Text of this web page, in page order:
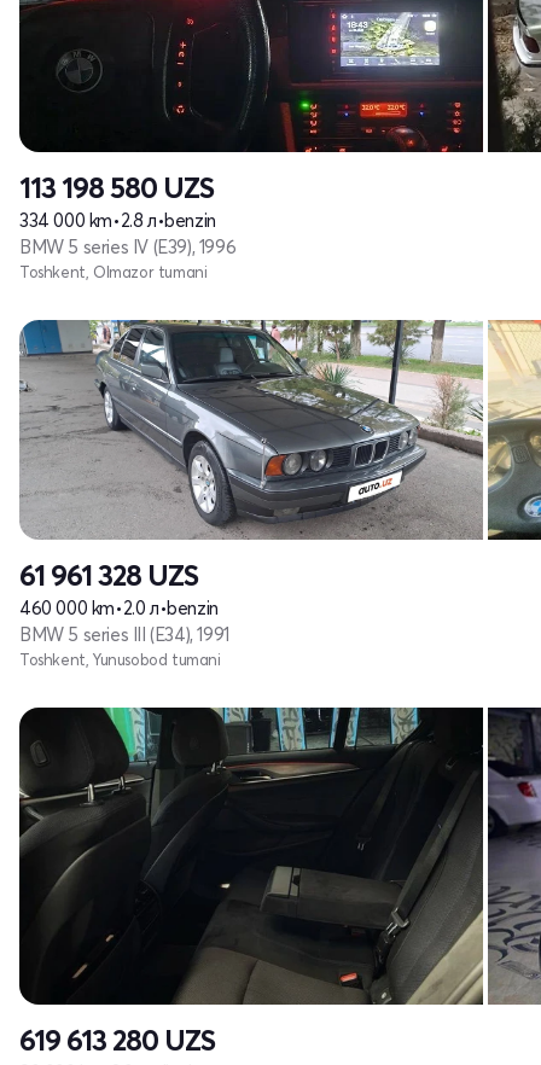
113 198 580 UZS
334 000 km•2.8 л•benzin
BMW 5 series IV (E39), 1996
Toshkent, Olmazor tumani
61 961 328 UZS
460 000 km•2.0 л•benzin
BMW 5 series III (E34), 1991
Toshkent, Yunusobod tumani
619 613 280 UZS